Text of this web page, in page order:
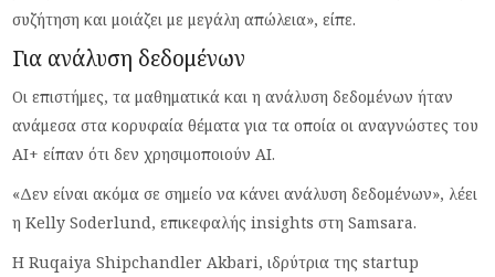
συζήτηση και μοιάζει με μεγάλη απώλεια», είπε.
Για ανάλυση δεδομένων
Οι επιστήμες, τα μαθηματικά και η ανάλυση δεδομένων ήταν
ανάμεσα στα κορυφαία θέματα για τα οποία οι αναγνώστες του
AI+ είπαν ότι δεν χρησιμοποιούν AI.
«Δεν είναι ακόμα σε σημείο να κάνει ανάλυση δεδομένων», λέει
η Kelly Soderlund, επικεφαλής insights στη Samsara.
Η Ruqaiya Shipchandler Akbari, ιδρύτρια της startup